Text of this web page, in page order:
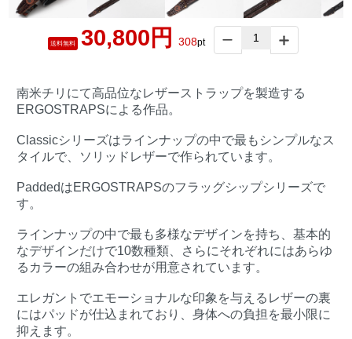
送料無料 30,800円 308pt
南米チリにて高品位なレザーストラップを製造する
ERGOSTRAPSによる作品。
Classicシリーズはラインナップの中で最もシンプルなス
タイルで、ソリッドレザーで作られています。
PaddedはERGOSTRAPSのフラッグシップシリーズで
す。
ラインナップの中で最も多様なデザインを持ち、基本的
なデザインだけで10数種類、さらにそれぞれにはあらゆ
るカラーの組み合わせが用意されています。
エレガントでエモーショナルな印象を与えるレザーの裏
にはパッドが仕込まれており、身体への負担を最小限に
抑えます。